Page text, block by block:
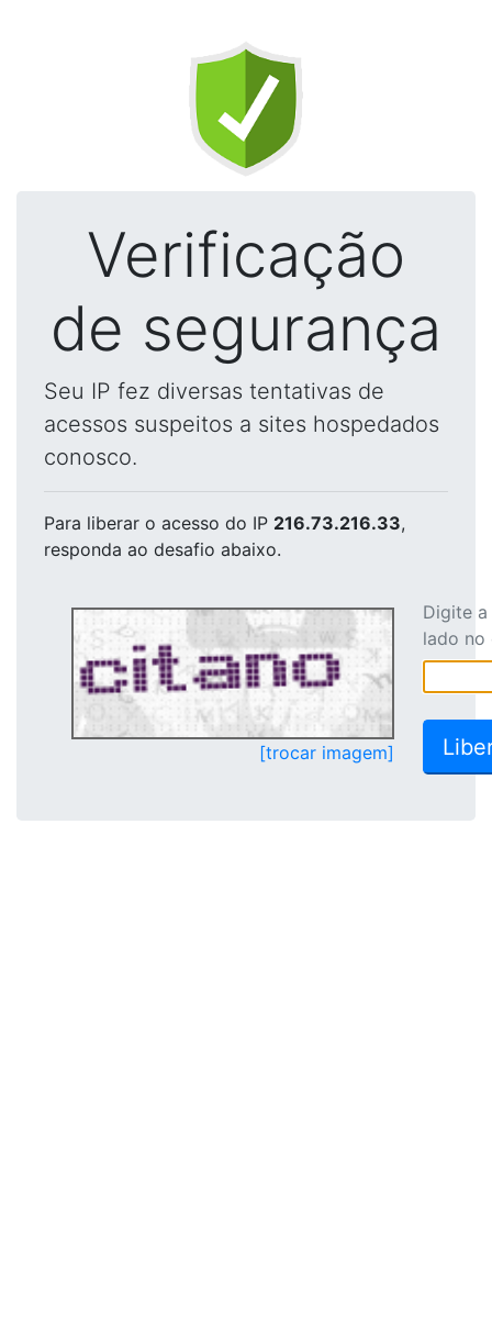
Verificação
de segurança
Seu IP fez diversas tentativas de
acessos suspeitos a sites hospedados
conosco.
Para liberar o acesso do IP 216.73.216.33,
responda ao desafio abaixo.
[trocar imagem]
Digite
lado no